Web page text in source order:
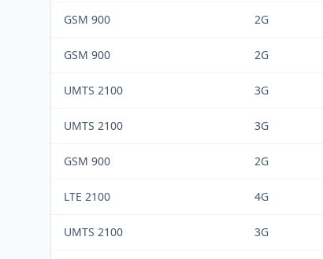
GSM 900 2G
GSM 900 2G
UMTS 2100 3G
UMTS 2100 3G
GSM 900 2G
LTE 2100 4G
UMTS 2100 3G